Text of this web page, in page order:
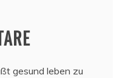
gesund leben zu